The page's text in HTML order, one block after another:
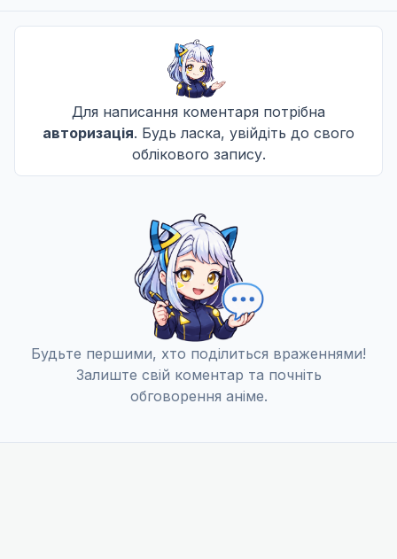
10
Шкала надії
Дата уточнюється
Для написання коментаря потрібна
авторизація. Будь ласка, увійдіть до свого
облікового запису.
Будьте першими, хто поділиться враженнями!
Залиште свій коментар та почніть
обговорення аніме.